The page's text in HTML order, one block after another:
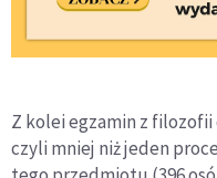
Z kolei egzamin z
czyli mniej niż jeden